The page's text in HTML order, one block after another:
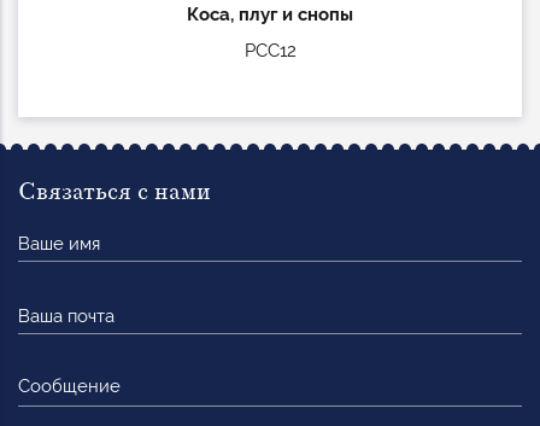
Коса, плуг и снопы
РСС12
Связаться с нами
имя
почта
Сообщение